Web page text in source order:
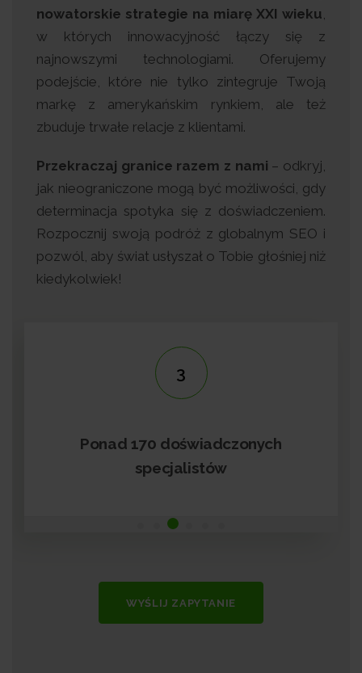
nowatorskie strategie na miarę XXI wieku,
w których innowacyjność łączy się z
najnowszymi technologiami. Oferujemy
podejście, które nie tylko zintegruje Twoją
markę z amerykańskim rynkiem, ale też
zbuduje trwałe relacje z klientami.
Przekraczaj granice razem z nami – odkryj,
jak nieograniczone mogą być możliwości, gdy
determinacja spotyka się z doświadczeniem.
Rozpocznij swoją podróż z globalnym SEO i
pozwól, aby świat usłyszał o Tobie głośniej niż
kiedykolwiek!
3
Ponad 170 doświadczonych
specjalistów
WYŚLIJ ZAPYTANIE